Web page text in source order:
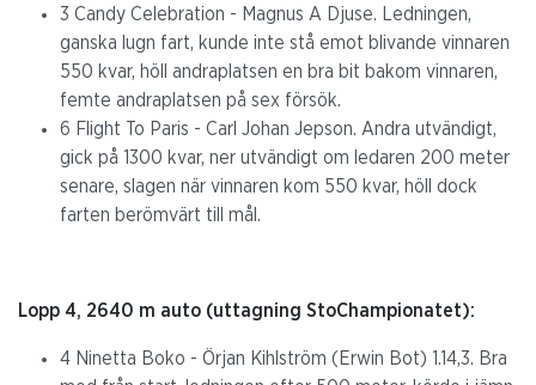
3 Candy Celebration - Magnus A Djuse. Ledningen,
ganska lugn fart, kunde inte stå emot blivande vinnaren
550 kvar, höll andraplatsen en bra bit bakom vinnaren,
femte andraplatsen på sex försök.
6 Flight To Paris - Carl Johan Jepson. Andra utvändigt,
gick på 1300 kvar, ner utvändigt om ledaren 200 meter
senare, slagen när vinnaren kom 550 kvar, höll dock
farten berömvärt till mål.
Lopp 4, 2640 m auto (uttagning StoChampionatet):
4 Ninetta Boko - Örjan Kihlström (Erwin Bot) 1.14,3. Bra